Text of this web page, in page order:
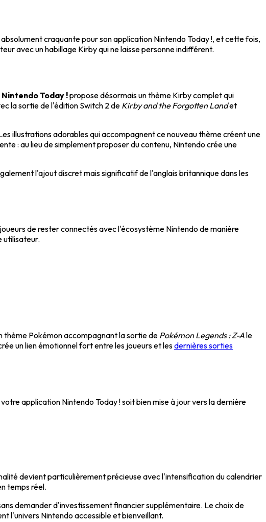
craquante pour son application Nintendo Today !, et cette fois,
avec un habillage Kirby qui ne laisse personne indifférent.
Today !propose désormais un thème Kirby complet qui
la sortie de l'édition Switch 2 de Kirby and the Forgotten Landet
illustrations adorables qui accompagnent ce nouveau thème créent une
: au lieu de simplement proposer du contenu, Nintendo crée une
l'ajout discret mais significatif de l'anglais britannique dans les
de rester connectés avec l'écosystème Nintendo de manière
utilisateur.
thème Pokémon accompagnant la sortie de Pokémon Legends : Z-Ale
un lien émotionnel fort entre les joueurs et lesdernières sorties
application Nintendo Today ! soit bien mise à jour vers la dernière
devient particulièrement précieuse avec l'intensification du calendrier
temps réel.
demander d'investissement financier supplémentaire. Le choix de
l'univers Nintendo accessible et bienveillant.